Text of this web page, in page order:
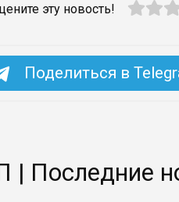
эту новость!
Поделиться в
| Последние